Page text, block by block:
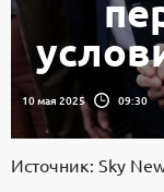
10 мая 2025 09:30
Источник: Sky